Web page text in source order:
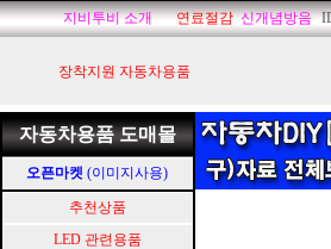
지비투비 소개 연료절감 신개념방음
장착지원 자동차용품
자동차용품 도매몰
오픈마켓 (이미지사용)
추천상품
LED 관련용품